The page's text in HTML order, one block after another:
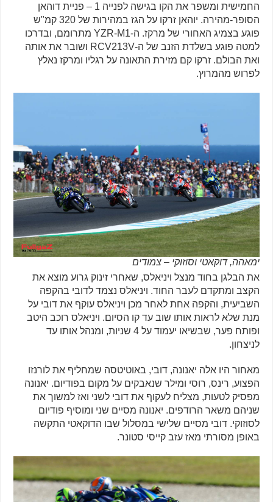
החמישית ומשפר את הקו בגישה לפנייה 1 – פניית דוהאן
הסופר-מהירה. יוהאן זרקו על הגז במהירות של 320 קמ"ש
פוגע בצמיג האחורי של מרקז. ה-YZR-M1 מתרומם, ובדרכו
למטה פוגע בשלדת הזנב של ה-RCV213V ושובר את אותה
ואת הבולם. זרקו קם מזירת התאונה על רגליו ומרקז נאלץ
לפרוש מהמרוץ.
ימאהה, דוקאטי וסוזוקי – צמודים
את הבלגן בחוד מנצל ויניאלס, שאחרי זינוק גרוע מוצא את
הקצב ומתקדם לעבר החוד. ויניאלס נצמד לדובי בהקפה
השביעית, והקפה אחת לאחר מכן ויניאלס עוקף את דובי על
מנת שלא לראות אותו שוב עד קו הסיום. ויניאלס רוכב היטב
ופותח פער, שבשיאו יעמוד על 4 שניות, ומנהל אותו עד
לניצחון.
מאחור היו אלה יאנונה, דובי, באוטיטסה שמחליף את לורנזו
הפצוע, רינס, רוסי ומילר שנאבקים על מקום בפודיום. יאנונה
מפסיק לטעות, מצליח לעקוף את דובי לשני ואז למשוך את
שניהם משאר הרודפים. יאנונה מסיים שני ומוסיף פודיום
לסוזוקי. דובי מסיים שלישי במסלול שבו הדוקאטי התקשה
באופן מסורתי מאז עזב קייסי סטונר.